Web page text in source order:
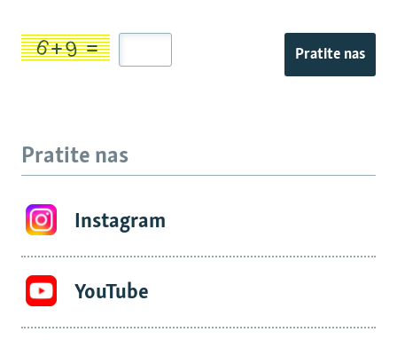
Pratite nas
Pratite nas
Instagram
YouTube